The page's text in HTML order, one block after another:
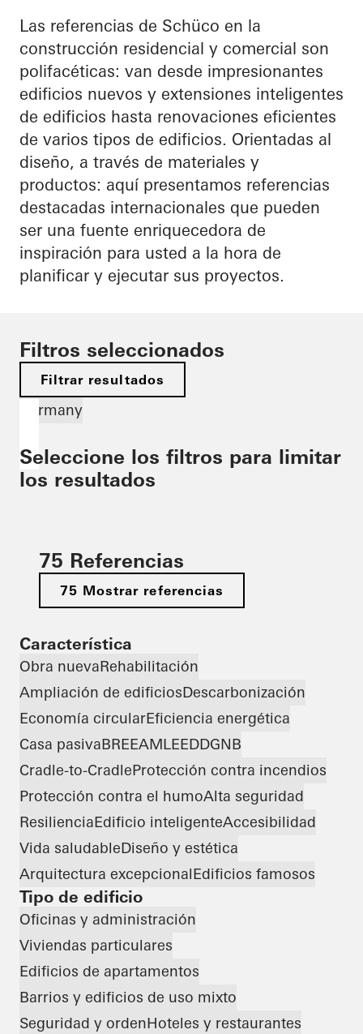
Las referencias de Schüco en la
construcción residencial y comercial son
polifacéticas: van desde impresionantes
edificios nuevos y extensiones inteligentes
de edificios hasta renovaciones eficientes
de varios tipos de edificios. Orientadas al
diseño, a través de materiales y
productos: aquí presentamos referencias
destacadas internacionales que pueden
ser una fuente enriquecedora de
inspiración para usted a la hora de
planificar y ejecutar sus proyectos.
Filtros seleccionados
Filtrar resultados
Germany
Seleccione los filtros para limitar
los resultados
75 Referencias
75 Mostrar referencias
Característica
Obra nuevaRehabilitación
Ampliación de edificiosDescarbonización
Economía circularEficiencia energética
Casa pasivaBREEAMLEEDDGNB
Cradle-to-CradleProtección contra incendios
Protección contra el humoAlta seguridad
ResilienciaEdificio inteligenteAccesibilidad
Vida saludableDiseño y estética
Arquitectura excepcionalEdificios famosos
Tipo de edificio
Oficinas y administración
Viviendas particulares
Edificios de apartamentos
Barrios y edificios de uso mixto
Seguridad y ordenHoteles y restaurantes